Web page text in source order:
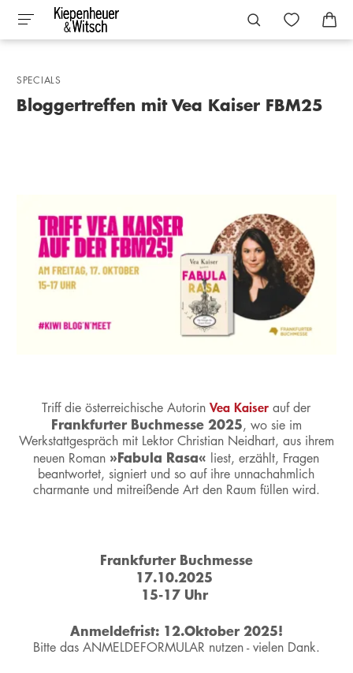
SPECIALS
Bloggertreffen mit Vea Kaiser FBM25
Triff die österreichische AutorinVea Kaiser auf der
Frankfurter Buchmesse 2025, wo sie im
Werkstattgespräch mit Lektor Christian Neidhart, aus ihrem
neuen Roman »Fabula Rasa« liest, erzählt, Fragen
beantwortet, signiert und so auf ihre unnachahmlich
charmante und mitreißende Art den Raum füllen wird.
Frankfurter Buchmesse
17.10.2025
15-17 Uhr
Anmeldefrist: 12.Oktober 2025!
Bitte das ANMELDEFORMULAR nutzen - vielen Dank.